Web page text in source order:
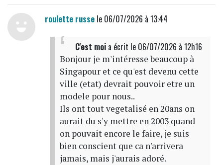
roulette russele 06/07/2026 à 13:44
C'est moia écrit le 06/07/2026 à 12h16
Bonjour je m'intéresse beaucoup à
Singapour et ce qu'est devenu cette
ville (etat) devrait pouvoir etre un
modele pour nous..
Ils ont tout vegetalisé en 20ans on
aurait du s'y mettre en 2003 quand
on pouvait encore le faire, je suis
bien conscient que ca n'arrivera
jamais, mais j'aurais adoré.